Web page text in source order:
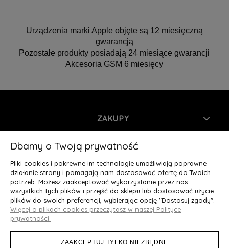
Urządzenia marki Apple objęte są 12 miesięczną
gwarancją
Pozostałe produkty posiadają 24 miesiące gwarancji
Akcesoria GSM 6 miesięcy
ZAKUPY
INFORMACJE
MOJE KONTO
O NAS
Deluxury.pl
Dbamy o Twoją prywatność
Pliki cookies i pokrewne im technologie umożliwiają poprawne
działanie strony i pomagają nam dostosować ofertę do Twoich
potrzeb. Możesz zaakceptować wykorzystanie przez nas
wszystkich tych plików i przejść do sklepu lub dostosować użycie
plików do swoich preferencji, wybierając opcję "Dostosuj zgody".
Więcej o plikach cookies przeczytasz w naszej Polityce
prywatności.
ZAAKCEPTUJ TYLKO NIEZBĘDNE